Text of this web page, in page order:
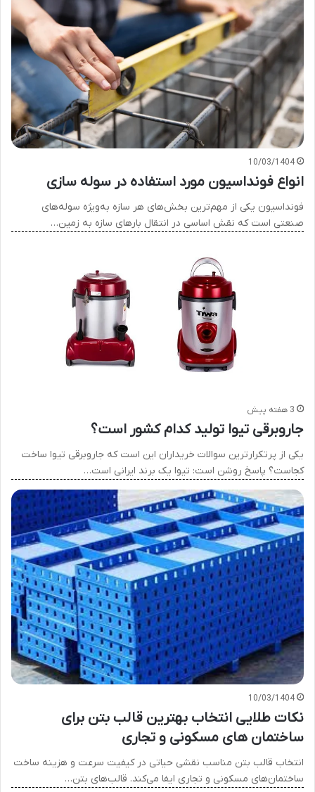
10/03/1404
انواع فونداسیون مورد استفاده در سوله سازی
فونداسیون یکی از مهم‌ترین بخش‌های هر سازه به‌ویژه سوله‌های
صنعتی است که نقش اساسی در انتقال بارهای سازه به زمین…
3 هفته پیش
جاروبرقی تیوا تولید کدام کشور است؟
یکی از پرتکرارترین سوالات خریداران این است که جاروبرقی تیوا ساخت
کجاست؟ پاسخ روشن است: تیوا یک برند ایرانی است…
10/03/1404
نکات طلایی انتخاب بهترین قالب بتن برای
ساختمان های مسکونی و تجاری
انتخاب قالب بتن مناسب نقشی حیاتی در کیفیت سرعت و هزینه ساخت
ساختمان‌های مسکونی و تجاری ایفا می‌کند. قالب‌های بتن…